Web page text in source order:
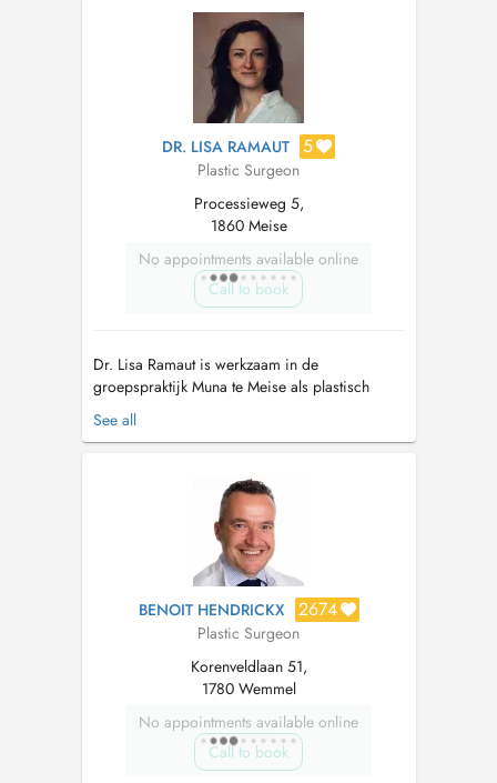
chirurgische behandelingen in het gelaat zijn
haar passie. Met veel zor...
DR. LISA RAMAUT 5
Plastic Surgeon
Processieweg 5,
1860 Meise
No appointments available online
Call to book
Dr. Lisa Ramaut is werkzaam in de
groepspraktijk Muna te Meise als plastisch
chirurg. Daarnaast werkt zij ook in het
brandwondencentrum van het Militair Hospital
het schisisteam van het Universitair Ziekenhuis
Brussel. Zij behaalde een doctoraatstitel ...
See all
BENOIT HENDRICKX 2674
Plastic Surgeon
Korenveldlaan 51,
1780 Wemmel
No appointments available online
Call to book